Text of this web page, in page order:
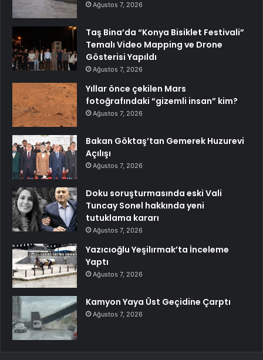
Ağustos 7, 2026
Taş Bina’da “Konya Bisiklet Festivali”
Temalı Video Mapping ve Drone
Gösterisi Yapıldı
Ağustos 7, 2026
Yıllar önce çekilen Mars
fotoğrafındaki “gizemli insan” kim?
Ağustos 7, 2026
Bakan Göktaş’tan Gemerek Huzurevi
Açılışı
Ağustos 7, 2026
Doku soruşturmasında eski Vali
Tuncay Sonel hakkında yeni
tutuklama kararı
Ağustos 7, 2026
Yazıcıoğlu Yeşilırmak’ta İnceleme
Yaptı
Ağustos 7, 2026
Kamyon Yaya Üst Geçidine Çarptı
Ağustos 7, 2026